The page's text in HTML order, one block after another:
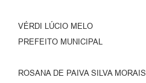
VÉRDI LÚCIO MELO
PREFEITO MUNICIPAL
ROSANA DE PAIVA SILVA MORAIS